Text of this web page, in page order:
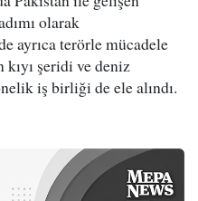
olarak
ayrıca terörle mücadele
şeridi ve deniz
iş birliği de ele alındı.